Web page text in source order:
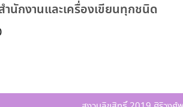
กงานและเครื่องเขียนทุกชนิด